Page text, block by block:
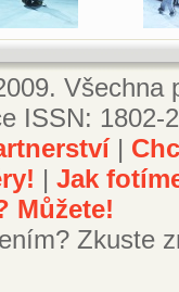
ISSN: 1802-
|
| Jak
Můžete!
Zkuste